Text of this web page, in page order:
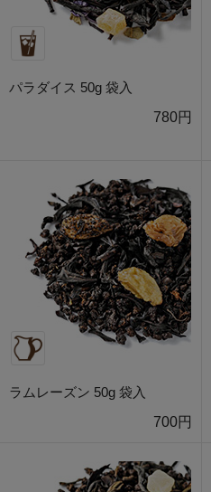
パラダイス 50g 袋入
780円
ラムレーズン 50g 袋入
700円